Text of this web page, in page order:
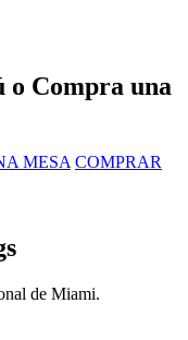
o Compra una
MESA COMPRAR
de Miami.